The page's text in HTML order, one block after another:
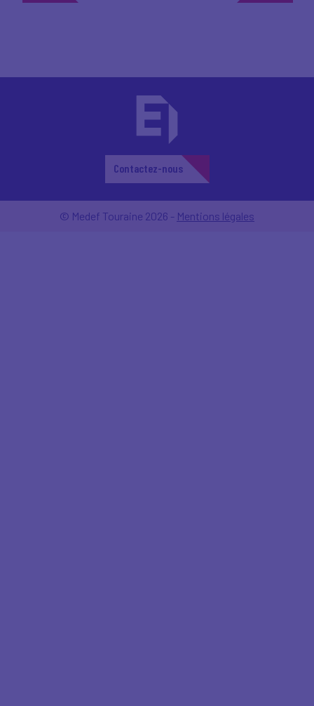
Contactez-nous
© Medef Touraine 2026 - Mentions légales